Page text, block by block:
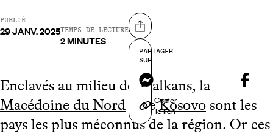
PUBLIÉ
29 JANV. 2025TEMPS DE LECTURE
2 MINUTES
Partager sur
PARTAGER
SUR
Messenger
Copier
le lien
Enclavés au milieu des Balkans, la
Macédoine du Nord et leKosovo sont les
pays les plus méconnus de la région. Or ces